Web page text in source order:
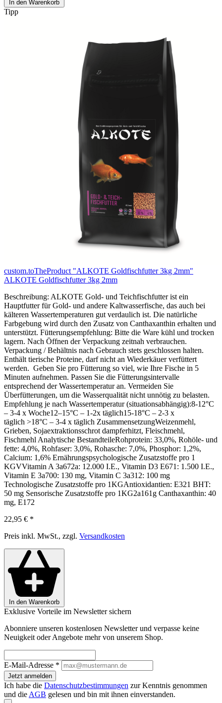
In den Warenkorb
Tipp
custom.toTheProduct "ALKOTE Goldfischfutter 3kg 2mm"
ALKOTE Goldfischfutter 3kg 2mm
Beschreibung: ALKOTE Gold- und Teichfischfutter ist ein
Hauptfutter für Gold- und andere Kaltwasserfische, das auch bei
kälteren Wassertemperaturen gut verdaulich ist. Die natürliche
Farbgebung wird durch den Zusatz von Canthaxanthin erhalten und
unterstützt. Fütterungsempfehlung: Bitte die Ware kühl und trocken
lagern. Nach Öffnen der Verpackung zeitnah verbrauchen.
Verpackung / Behältnis nach Gebrauch stets geschlossen halten.
Enthält tierische Proteine, darf nicht an Wiederkäuer verfüttert
werden. Geben Sie pro Fütterung so viel, wie Ihre Fische in 5
Minuten aufnehmen. Passen Sie die Fütterungsintervalle
entsprechend der Wassertemperatur an. Vermeiden Sie
Überfütterungen, um die Wasserqualität nicht unnötig zu belasten.
Empfehlung je nach Wassertemperatur (situationsabhängig):8-12°C
– 3-4 x Woche12–15°C – 1-2x täglich15-18°C – 2-3 x
täglich >18°C – 3-4 x täglich ZusammensetzungWeizenmehl,
Grieben, Sojaextraktionsschrot dampferhitzt, Fleischmehl,
Fischmehl Analytische BestandteileRohprotein: 33,0%, Rohöle- und
fette: 4,0%, Rohfaser: 3,0%, Rohasche: 7,0%, Phosphor: 1,2%,
Calcium: 1,6% Ernährungspsychologische Zusatzstoffe pro 1
KGVVitamin A 3a672a: 12.000 I.E., Vitamin D3 E671: 1.500 I.E.,
Vitamin E 3a700: 130 mg, Vitamin C 3a312: 100 mg
Technologische Zusatzstoffe pro 1KGAntioxidantien: E321 BHT:
50 mg Sensorische Zusatzstoffe pro 1KG2a161g Canthaxanthin: 40
mg, E172
22,95 € *
Preis inkl. MwSt., zzgl. Versandkosten
In den Warenkorb
Exklusive Vorteile im Newsletter sichern
Abonniere unseren kostenlosen Newsletter und verpasse keine
Neuigkeit oder Angebote mehr von unserem Shop.
E-Mail-Adresse *
Jetzt anmelden
Ich habe die Datenschutzbestimmungen zur Kenntnis genommen
und die AGB gelesen und bin mit ihnen einverstanden.